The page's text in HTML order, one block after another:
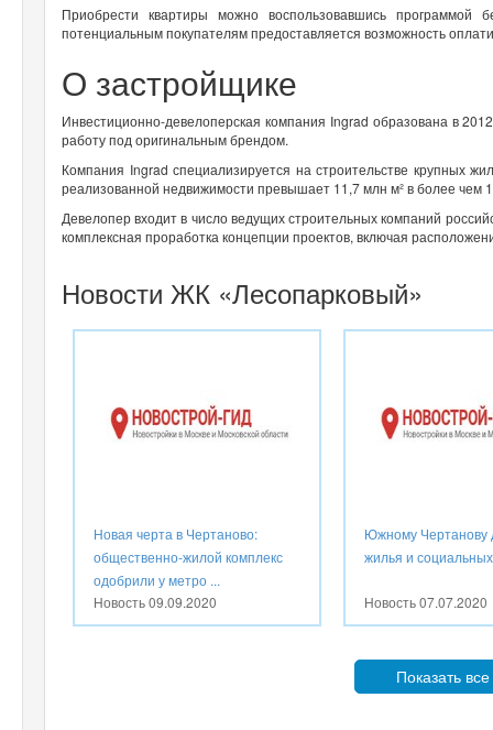
Приобрести квартиры можно воспользовавшись программой
потенциальным покупателям предоставляется возможность
О застройщике
Инвестиционно-девелоперская компания Ingrad образована в
работу под оригинальным брендом.
Компания Ingrad специализируется на строительстве крупных
реализованной недвижимости превышает 11,7 млн м² в более чем
Девелопер входит в число ведущих строительных компаний
комплексная проработка концепции проектов, включая
Новости ЖК «Лесопарковый»
Новая черта в Чертаново:
общественно-жилой комплекс
одобрили у метро ...
Новость09.09.2020
Южному Чертанову
жилья и
Новость07.07.2020
Показать